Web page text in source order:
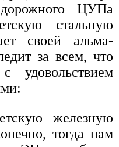
ЦУПа
стальную
своей альма-
за всем, что
удовольствием
железную
тогда нам